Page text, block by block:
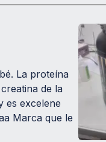
Chocolate o Vainilla
Pote de 2 libras
30
y
la dosis
con un profesional de la
en período de
alguna condición
La proteína
de la
es excelene
Marca que le